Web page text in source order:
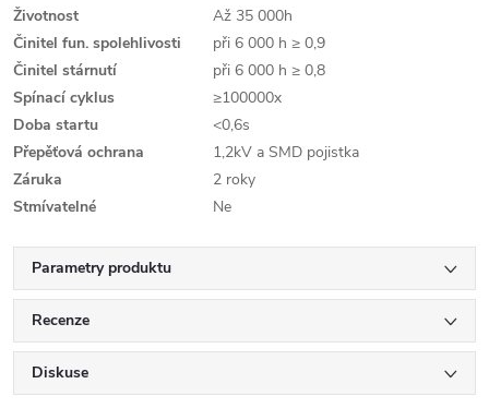
Životnost
Až 35 000h
Činitel fun. spolehlivosti
při 6 000 h ≥ 0,9
Činitel stárnutí
při 6 000 h ≥ 0,8
Spínací cyklus
≥100000x
Doba startu
<0,6s
Přepěťová ochrana
1,2kV a SMD pojistka
Záruka
2 roky
Stmívatelné
Ne
Parametry produktu
Recenze
Diskuse